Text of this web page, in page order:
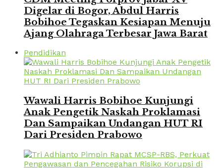
Digelar di Bogor, Abdul Harris
Bobihoe Tegaskan Kesiapan Menuju
Ajang Olahraga Terbesar Jawa Barat
Pendidikan
Wawali Harris Bobihoe Kunjungi
Anak Pengetik Naskah Proklamasi
Dan Sampaikan Undangan HUT RI
Dari Presiden Prabowo